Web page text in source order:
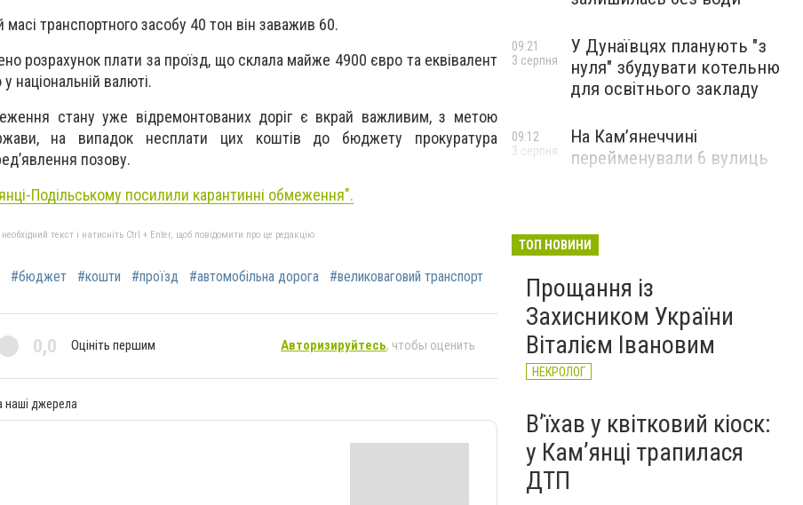
транспортного засобу 40 тон він заважив 60.
розрахунок плати за проїзд, що склала майже 4900 євро та еквівалент
національній валюті.
стану уже відремонтованих доріг є вкрай важливим, з метою
на випадок несплати цих коштів до бюджету прокуратура
позову.
Подільському посилили карантинні обмеження".
текст і натисніть Ctrl + Enter, щоб повідомити про це редакцію
#бюджет #кошти #проїзд #автомобільна дорога #великоваговий транспорт
0,0 Оцініть першим Авторизируйтесь, чтобы оценить
наші джерела
У Дунаївцях планують "з
нуля" збудувати котельню
для освітнього закладу
09:21
3 серпня
На Камʼянеччині
перейменували 6 вулиць
09:12
3 серпня
ТОП НОВИНИ
Прощання із
Захисником України
Віталієм Івановим
НЕКРОЛОГ
Вʼїхав у квітковий кіоск:
у Камʼянці трапилася
ДТП